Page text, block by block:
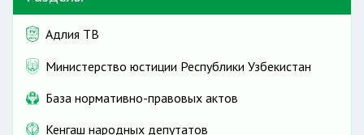
Адлия ТВ
Министерство юстиции Республики Узбекистан
База нормативно-правовых актов
Кенгаш народных депутатов